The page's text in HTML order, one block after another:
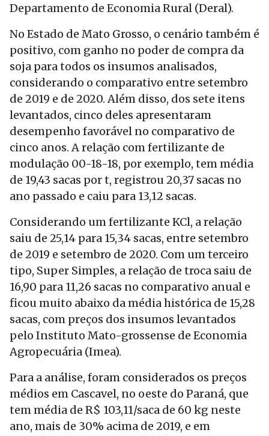
Departamento de Economia Rural (Deral).
No Estado de Mato Grosso, o cenário também é
positivo, com ganho no poder de compra da
soja para todos os insumos analisados,
considerando o comparativo entre setembro
de 2019 e de 2020. Além disso, dos sete itens
levantados, cinco deles apresentaram
desempenho favorável no comparativo de
cinco anos. A relação com fertilizante de
modulação 00-18-18, por exemplo, tem média
de 19,43 sacas por t, registrou 20,37 sacas no
ano passado e caiu para 13,12 sacas.
Considerando um fertilizante KCl, a relação
saiu de 25,14 para 15,34 sacas, entre setembro
de 2019 e setembro de 2020. Com um terceiro
tipo, Super Simples, a relação de troca saiu de
16,90 para 11,26 sacas no comparativo anual e
ficou muito abaixo da média histórica de 15,28
sacas, com preços dos insumos levantados
pelo Instituto Mato-grossense de Economia
Agropecuária (Imea).
Para a análise, foram considerados os preços
médios em Cascavel, no oeste do Paraná, que
tem média de R$ 103,11/saca de 60 kg neste
ano, mais de 30% acima de 2019, e em